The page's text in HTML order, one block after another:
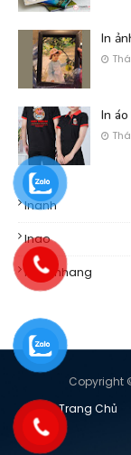
In
In
Inanh
Inao
Khachhang
Copyright
Trang Chủ